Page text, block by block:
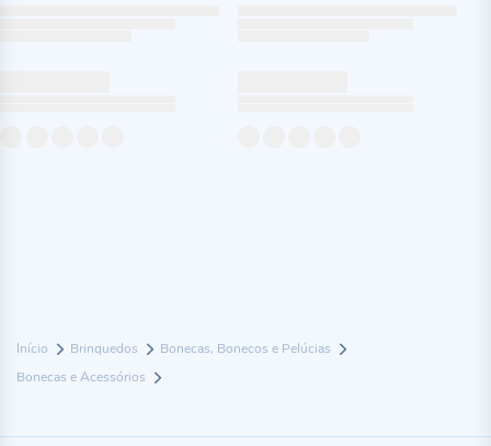
Início Brinquedos
Bonecas, Bonecos e Pelúcias
Bonecas e Acessórios